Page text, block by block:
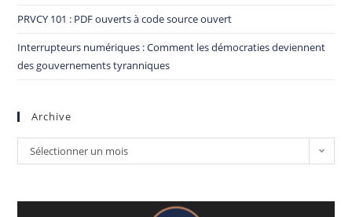
PRVCY 101 : PDF ouverts à code source ouvert
Interrupteurs numériques : Comment les démocraties deviennent
des gouvernements tyranniques
Archive
Sélectionner un mois